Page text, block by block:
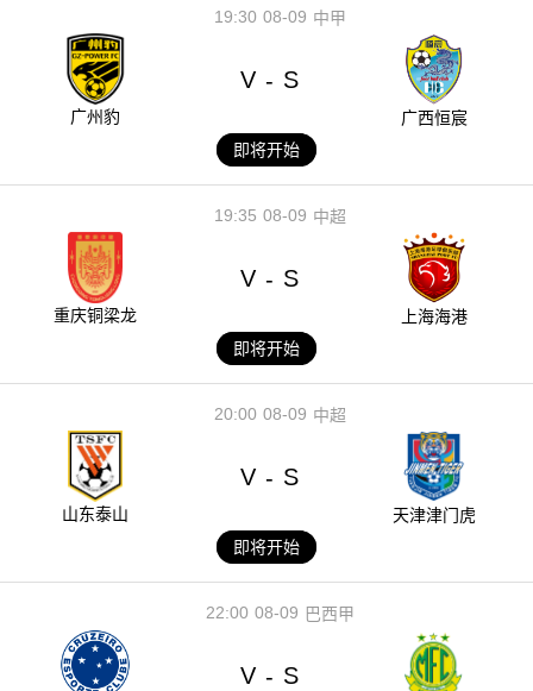
08-09
19:30 中甲
广州豹
V - S
广西恒宸
即将开始
08-09
19:35 中超
重庆铜梁龙
V - S
上海海港
即将开始
08-09
20:00 中超
山东泰山
V - S
天津津门虎
即将开始
08-09
22:00 巴西甲
V - S